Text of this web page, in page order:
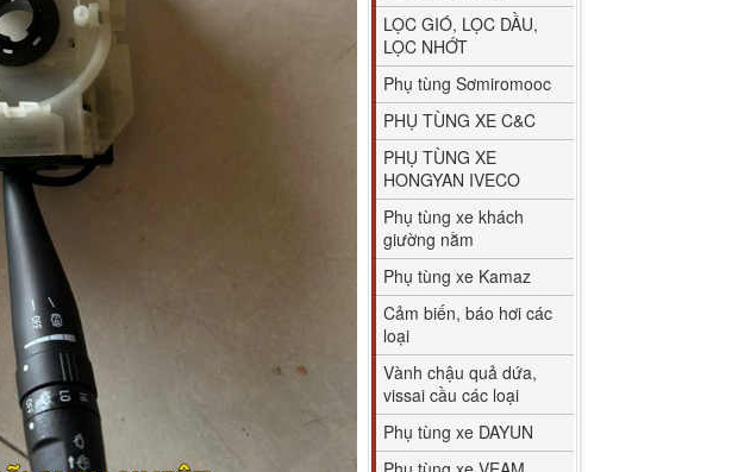
LỌC GIÓ, LỌC DẦU,
LỌC NHỚT
Phụ tùng Sơmiromooc
PHỤ TÙNG XE C&C
PHỤ TÙNG XE
HONGYAN IVECO
Phụ tùng xe khách
giường nằm
Phụ tùng xe Kamaz
Cảm biến, báo hơi các
loại
Vành chậu quả dứa,
vissai cầu các loại
Phụ tùng xe DAYUN